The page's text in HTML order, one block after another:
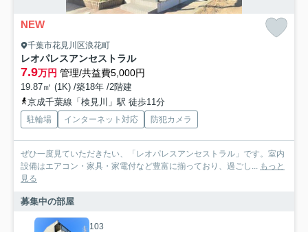
NEW
千葉市花見川区浪花町
レオパレスアンセストラル
7.9万円 管理/共益費5,000円
19.87㎡ (1K) /築18年 /2階建
京成千葉線「検見川」駅 徒歩11分
駐輪場 インターネット対応 防犯カメラ
ぜひ一度見ていただきたい、「レオパレスアンセストラル」です。室内
設備はエアコン・家具・家電付など豊富に揃っており、過ごし...
もっと
見る
募集中の部屋
103